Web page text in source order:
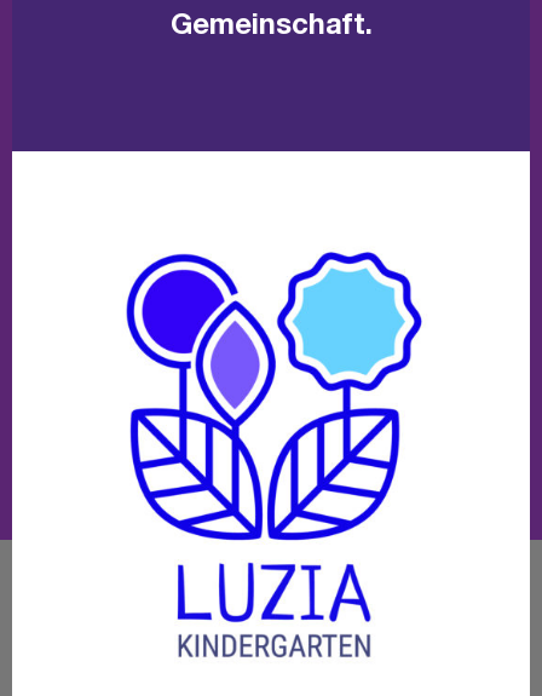
Gemeinschaft.